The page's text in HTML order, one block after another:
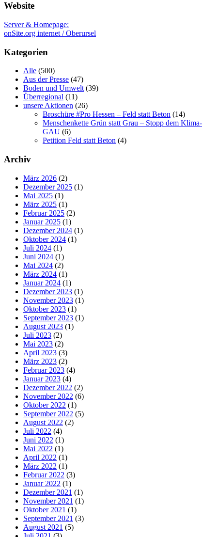
Website
Server & Homepage:
onSite.org internet / Oberursel
Kategorien
Alle (500)
Aus der Presse (47)
Boden und Umwelt (39)
Überregional (11)
unsere Aktionen (26)
Broschüre #Pro Hessen – Feld statt Beton (14)
Menschenkette Grün statt Grau – Stopp dem Klima-
GAU (6)
Petition Feld statt Beton (4)
Archiv
März 2026 (2)
Dezember 2025 (1)
Mai 2025 (1)
März 2025 (1)
Februar 2025 (2)
Januar 2025 (1)
Dezember 2024 (1)
Oktober 2024 (1)
Juli 2024 (1)
Juni 2024 (1)
Mai 2024 (2)
März 2024 (1)
Januar 2024 (1)
Dezember 2023 (1)
November 2023 (1)
Oktober 2023 (1)
September 2023 (1)
August 2023 (1)
Juli 2023 (2)
Mai 2023 (2)
April 2023 (3)
März 2023 (2)
Februar 2023 (4)
Januar 2023 (4)
Dezember 2022 (2)
November 2022 (6)
Oktober 2022 (1)
September 2022 (5)
August 2022 (2)
Juli 2022 (4)
Juni 2022 (1)
Mai 2022 (1)
April 2022 (1)
März 2022 (1)
Februar 2022 (3)
Januar 2022 (1)
Dezember 2021 (1)
November 2021 (1)
Oktober 2021 (1)
September 2021 (3)
August 2021 (5)